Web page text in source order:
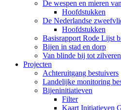
De wespen en mieren
Hoofdstukken
De Nederlandse
Hoofdstukken
Basisrapport Rode Lijst
Bijen in stad en dorp
Van blinde bij tot
Projecten
Achteruitgang bestuivers
Landelijke monitoring
Bijeninitiatieven
Filter
Kaart Initiatieven